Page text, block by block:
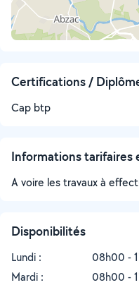
Certifications /
Cap btp
Informations tarifaires
A voire les travaux à
Disponibilités
Lundi :
08h00 -
Mardi :
08h00 -